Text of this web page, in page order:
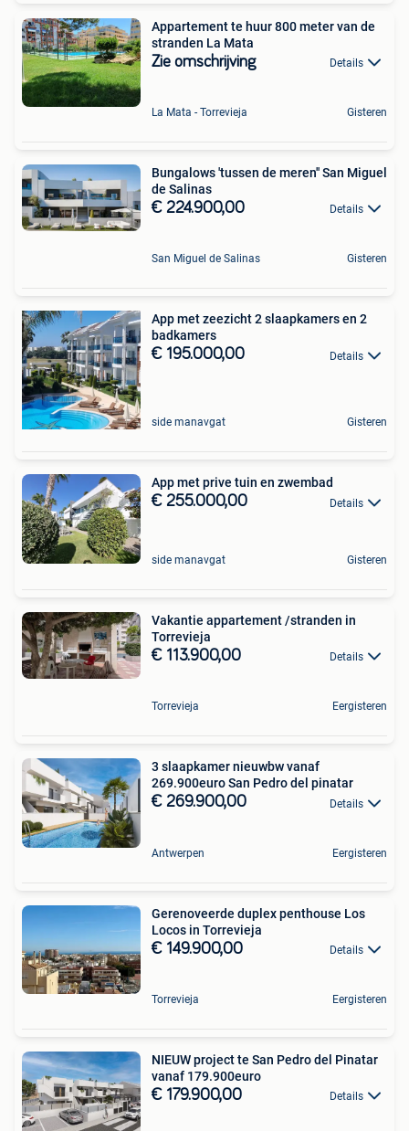
Appartement te huur 800 meter van de
stranden La Mata
Zie omschrijving Details
La Mata - Torrevieja Gisteren
Bungalows 'tussen de meren'' San Miguel
de Salinas
€ 224.900,00 Details
San Miguel de Salinas Gisteren
App met zeezicht 2 slaapkamers en 2
badkamers
€ 195.000,00 Details
side manavgat Gisteren
App met prive tuin en zwembad
€ 255.000,00 Details
side manavgat Gisteren
Vakantie appartement /stranden in
Torrevieja
€ 113.900,00 Details
Torrevieja Eergisteren
3 slaapkamer nieuwbw vanaf
269.900euro San Pedro del pinatar
€ 269.900,00 Details
Antwerpen Eergisteren
Gerenoveerde duplex penthouse Los
Locos in Torrevieja
€ 149.900,00 Details
Torrevieja Eergisteren
NIEUW project te San Pedro del Pinatar
vanaf 179.900euro
€ 179.900,00 Details